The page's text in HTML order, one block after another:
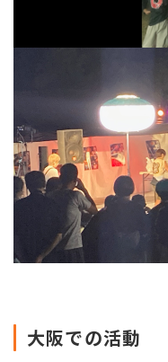
大阪での活動